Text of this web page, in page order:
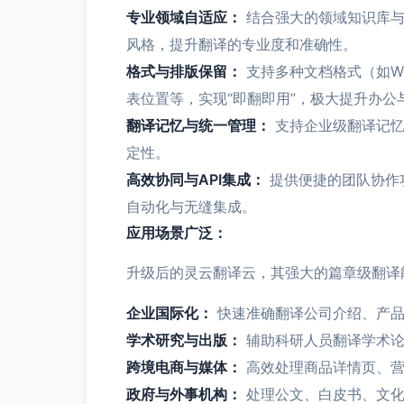
专业领域自适应： 结合强大的领域知识库
风格，提升翻译的专业度和准确性。
格式与排版保留： 支持多种文档格式（如
表位置等，实现“即翻即用”，极大提升办公
翻译记忆与统一管理： 支持企业级翻译记
定性。
高效协同与API集成： 提供便捷的团队协
自动化与无缝集成。
应用场景广泛：
升级后的灵云翻译云，其强大的篇章级翻
企业国际化： 快速准确翻译公司介绍、产
学术研究与出版： 辅助科研人员翻译学术
跨境电商与媒体： 高效处理商品详情页、
政府与外事机构： 处理公文、白皮书、文